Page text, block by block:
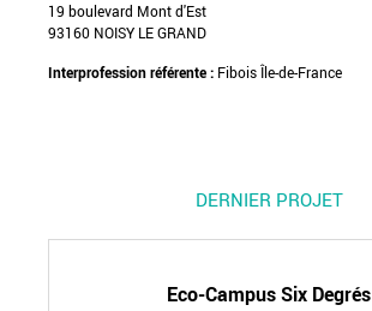
19 boulevard Mont d'Est
93160 NOISY LE GRAND
Interprofession référente : Fibois Île-de-France
DERNIER PROJET
Eco-Campus Six Degrés